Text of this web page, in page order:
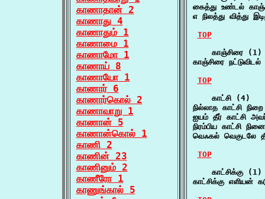
காணாதான் 2
காணாது 4
காணாதும் 1
காணாமை 1
காணாமோ 1
காணாய் 8
காணாயோ 1
காணார் 6
காணார்கொல் 2
காணாவாறு 1
காணான் 5
காணான்கொல் 1
காணி 2
காணின் 23
காணினும் 2
காணீரோ 1
காணுங்கால் 5
கைத்து உண்டல்
எ நிலத்து வித்து
TOP
    காஞ்சிரை (1)
காஞ்சிரை
TOP
    காட்சி (4)
நில்லாத காட்சி
ஐயம் தீர் காட்சி
நிரம்பிய காட்சி
வெஃகல் வெகுடலே
TOP
    காட்சிக்கு (1)
காட்சிக்கு